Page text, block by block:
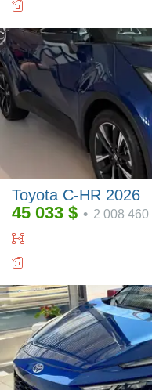
Toyota C-HR 2026
45 033 $ • 2 008 460